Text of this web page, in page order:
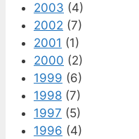
2003 (4)
2002 (7)
2001 (1)
2000 (2)
1999 (6)
1998 (7)
1997 (5)
1996 (4)